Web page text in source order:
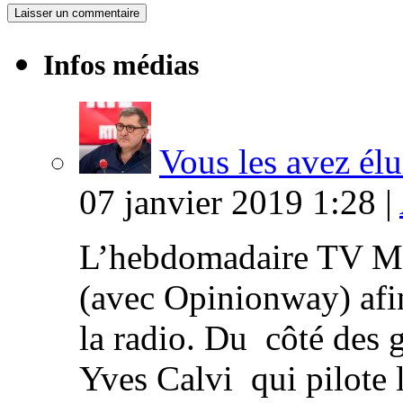
Infos médias
Vous les avez
07 janvier 2019 1:28 |
L’hebdomadaire TV
(avec Opinionway)
la radio. Du côté des
Yves Calvi qui